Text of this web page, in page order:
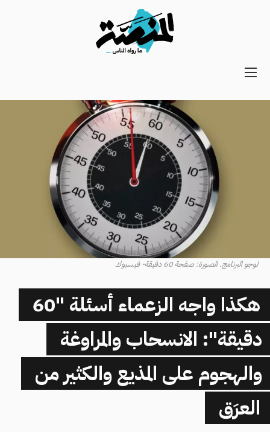
Main
Navigation
لوجو البرنامج. الصورة: صفحة 60 دقيقة- فيسبوك
هكذا واجه الزعماء أسئلة "60
دقيقة": الانسحاب والمراوغة
والهجوم على المذيع والكثير من
العرَق